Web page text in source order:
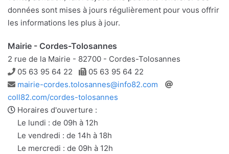
données sont mises à jours régulièrement pour vous offrir
les informations les plus à jour.
Mairie - Cordes-Tolosannes
2 rue de la Mairie - 82700 - Cordes-Tolosannes
Téléphone
05 63 95 64 22 Télécopie
05 63 95 64 22
Adresse
e-
mail
mairie-cordes.tolosannes@info82.com
coll82.com/cordes-tolosannes
Horaires d'ouverture :
Le lundi : de 09h à 12h
Le vendredi : de 14h à 18h
Le mercredi : de 09h à 12h